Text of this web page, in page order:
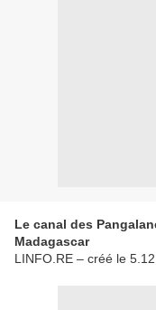
Le canal des
Madagascar
LINFO.RE – créé le